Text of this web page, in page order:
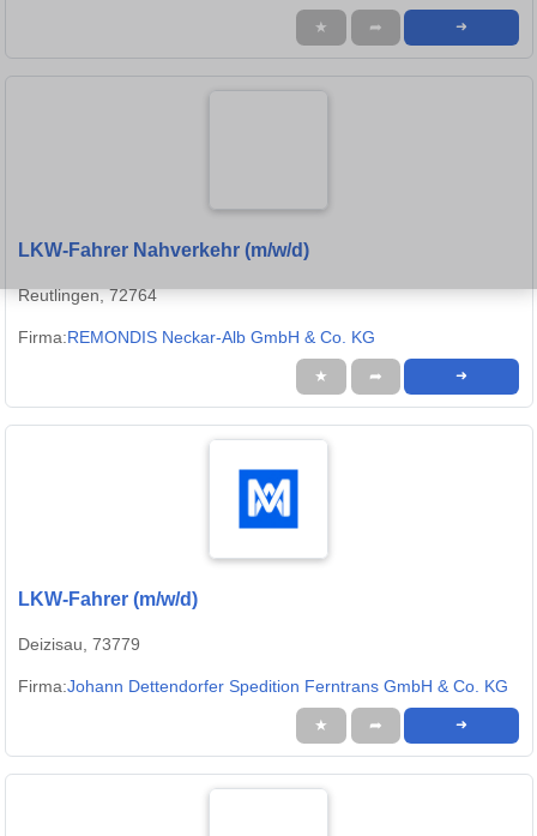
★ ➦ ➜
LKW-Fahrer Nahverkehr (m/w/d)
Reutlingen, 72764
Firma:REMONDIS Neckar-Alb GmbH & Co. KG
★ ➦ ➜
LKW-Fahrer (m/w/d)
Deizisau, 73779
Firma:Johann Dettendorfer Spedition Ferntrans GmbH & Co. KG
★ ➦ ➜